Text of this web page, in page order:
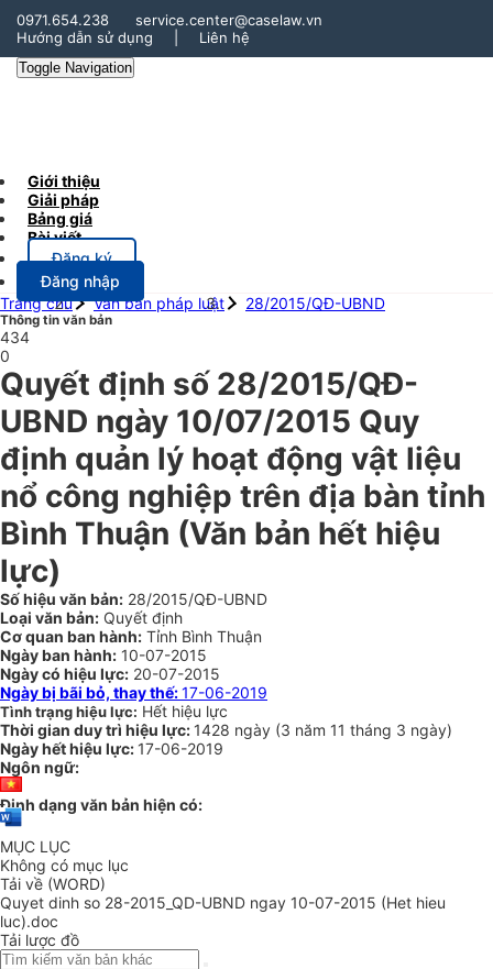
0971.654.238
service.center@caselaw.vn
Hướng dẫn sử dụng
Liên hệ
Toggle Navigation
Giới thiệu
Giải pháp
Bảng giá
Bài viết
Đăng ký
Đăng nhập
Trang chủ
Văn bản pháp luật 28/2015/QĐ-UBND
Thông tin văn bản
434
0
Quyết định số 28/2015/QĐ-
UBND ngày 10/07/2015 Quy
định quản lý hoạt động vật liệu
nổ công nghiệp trên địa bàn tỉnh
Bình Thuận (Văn bản hết hiệu
lực)
Số hiệu văn bản: 28/2015/QĐ-UBND
Loại văn bản: Quyết định
Cơ quan ban hành: Tỉnh Bình Thuận
Ngày ban hành: 10-07-2015
Ngày có hiệu lực: 20-07-2015
Ngày bị bãi bỏ, thay thế:17-06-2019
Tình trạng hiệu lực: Hết hiệu lực
Thời gian duy trì hiệu lực: 1428 ngày (3 năm 11 tháng 3 ngày)
Ngày hết hiệu lực: 17-06-2019
Ngôn ngữ:
Định dạng văn bản hiện có:
MỤC LỤC
Không có mục lục
Tải về (WORD)
Quyet dinh so 28-2015_QD-UBND ngay 10-07-2015 (Het hieu
luc).doc
Tải lược đồ